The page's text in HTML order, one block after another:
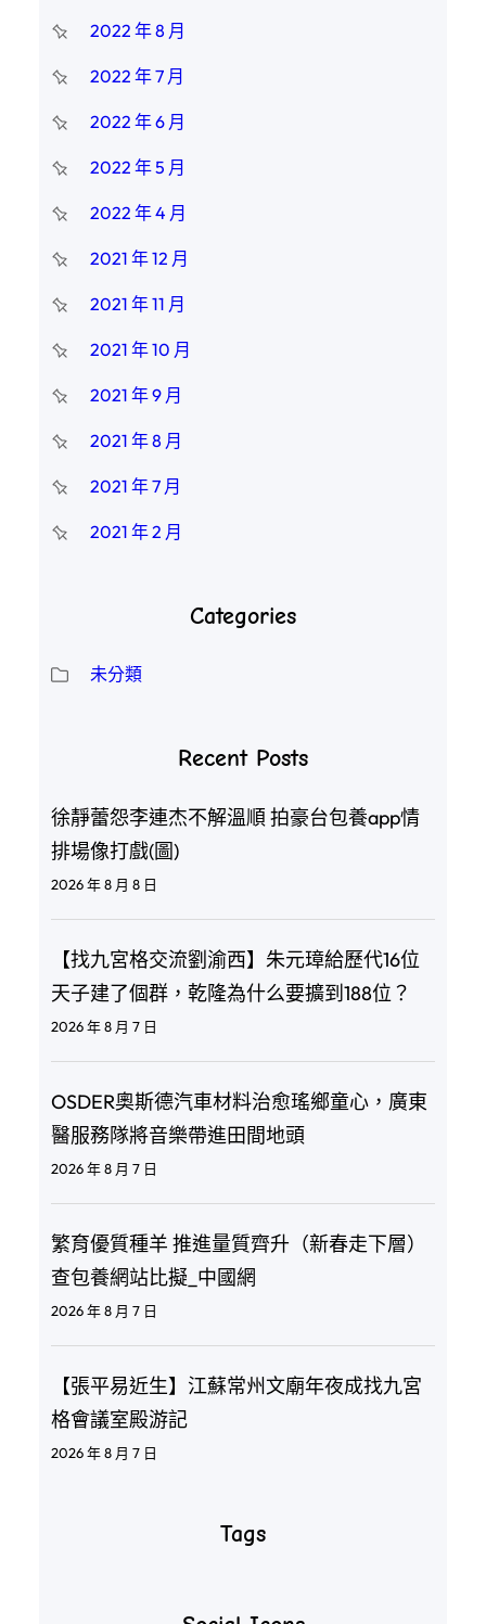
2022 年 8 月
2022 年 7 月
2022 年 6 月
2022 年 5 月
2022 年 4 月
2021 年 12 月
2021 年 11 月
2021 年 10 月
2021 年 9 月
2021 年 8 月
2021 年 7 月
2021 年 2 月
Categories
未分類
Recent Posts
徐靜蕾怨李連杰不解溫順 拍豪台包養app情
排場像打戲(圖)
2026 年 8 月 8 日
【找九宮格交流劉渝西】朱元璋給歷代16位
天子建了個群，乾隆為什么要擴到188位？
2026 年 8 月 7 日
OSDER奧斯德汽車材料治愈瑤鄉童心，廣東
醫服務隊將音樂帶進田間地頭
2026 年 8 月 7 日
繁育優質種羊 推進量質齊升（新春走下層）
查包養網站比擬_中國網
2026 年 8 月 7 日
【張平易近生】江蘇常州文廟年夜成找九宮
格會議室殿游記
2026 年 8 月 7 日
Tags